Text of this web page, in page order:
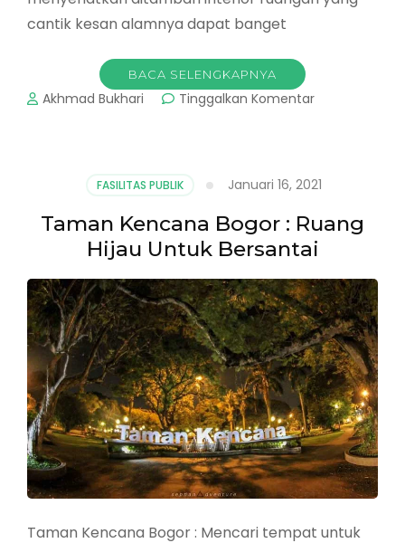
cantik kesan alamnya dapat banget
BACA SELENGKAPNYA
Akhmad Bukhari Tinggalkan Komentarpada
Yuk
ke
Foresthree
FASILITAS PUBLIK Januari 16, 2021
Taman Kencana Bogor : Ruang
Hijau Untuk Bersantai
Taman Kencana Bogor : Mencari tempat untuk